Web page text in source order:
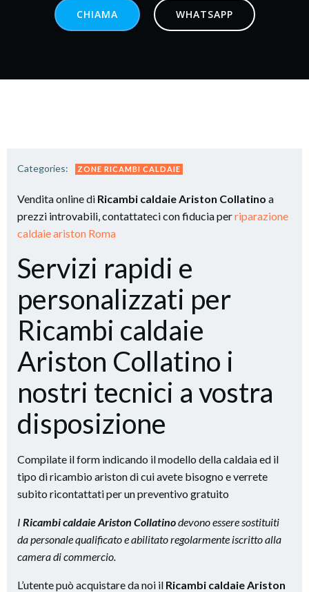
CHIAMA WHATSAPP
Categories: ZONE RICAMBI CALDAIE
Vendita online di Ricambi caldaie Ariston Collatino a
prezzi introvabili, contattateci con fiducia perriparazione
caldaie ariston Roma
Servizi rapidi e
personalizzati per
Ricambi caldaie
Ariston Collatino i
nostri tecnici a vostra
disposizione
Compilate il form indicando il modello della caldaia ed il
tipo di ricambio ariston di cui avete bisogno e verrete
subito ricontattati per un preventivo gratuito
I Ricambi caldaie Ariston Collatinodevono essere sostituiti
da personale qualificato e abilitato regolarmente iscritto alla
camera di commercio.
L’utente può acquistare da noi il Ricambi caldaie Ariston